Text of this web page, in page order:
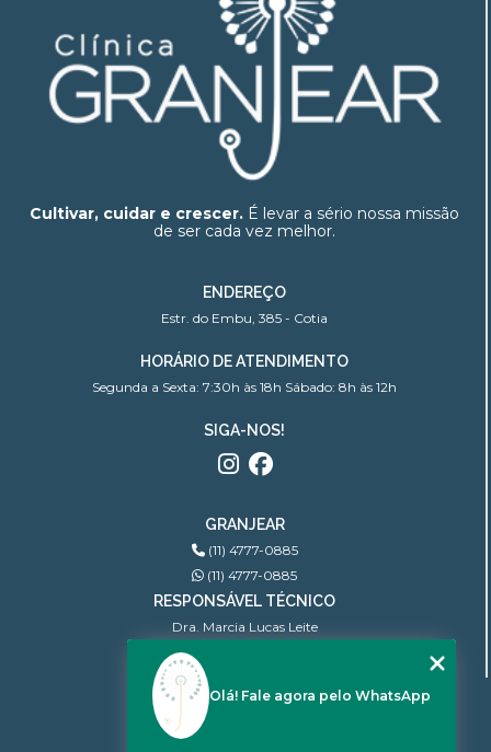
Cultivar, cuidar e crescer. É levar a sério nossa missão
de ser cada vez melhor.
ENDEREÇO
Estr. do Embu, 385 - Cotia
HORÁRIO DE ATENDIMENTO
Segunda a Sexta: 7:30h às 18h Sábado: 8h às 12h
SIGA-NOS!
GRANJEAR
(11) 4777-0885
(11) 4777-0885
RESPONSÁVEL TÉCNICO
Dra. Marcia Lucas Leite
Ginecologista | CRM: 100.806
MENU
Olá! Fale agora pelo WhatsApp